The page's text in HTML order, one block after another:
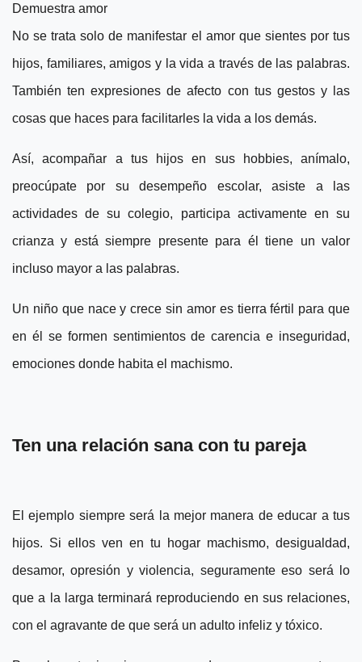
Demuestra amor
No se trata solo de manifestar el amor que sientes por tus
hijos, familiares, amigos y la vida a través de las palabras.
También ten expresiones de afecto con tus gestos y las
cosas que haces para facilitarles la vida a los demás.
Así, acompañar a tus hijos en sus hobbies, anímalo,
preocúpate por su desempeño escolar, asiste a las
actividades de su colegio, participa activamente en su
crianza y está siempre presente para él tiene un valor
incluso mayor a las palabras.
Un niño que nace y crece sin amor es tierra fértil para que
en él se formen sentimientos de carencia e inseguridad,
emociones donde habita el machismo.
Ten una relación sana con tu pareja
El ejemplo siempre será la mejor manera de educar a tus
hijos. Si ellos ven en tu hogar machismo, desigualdad,
desamor, opresión y violencia, seguramente eso será lo
que a la larga terminará reproduciendo en sus relaciones,
con el agravante de que será un adulto infeliz y tóxico.